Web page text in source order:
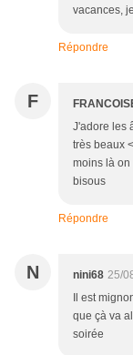
vacances,
Répondre
F
J'adore les
très beaux
moins là on
bisous
Répondre
N nini68 25/
Il est
que çà va
soirée